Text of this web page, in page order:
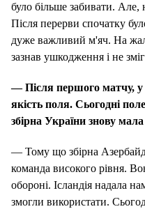
було більше забивати. Але,
Після перерви спочатку
дуже важливий м'яч. На
зазнав ушкодження і не
— Після першого матчу, у
якість поля. Сьогодні
збірна України знову
— Тому що збірна
команда високого рівня.
обороні. Ісландія надала
змогли використати.